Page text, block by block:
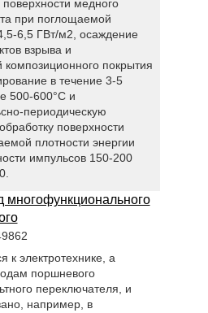
медного
при поглощаемой
6,5 ГВт/м2, осаждение
взрыва и
покрытия
в течение 3-5
500-600°С и
периодическую
поверхности
плотности энергии
импульсов 150-200
многофункционального
к электротехнике, а
поршневого
переключателя, и
например, в